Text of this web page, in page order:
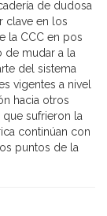
de dudosa
clave en los
la CCC en pos
de mudar a la
del sistema
vigentes a nivel
hacia otros
sufrieron la
continúan con
puntos de la